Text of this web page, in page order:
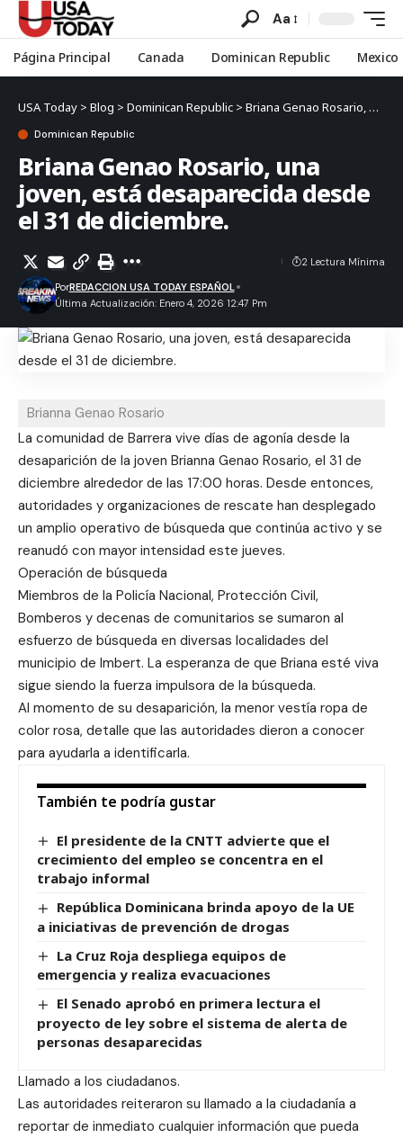
Aa
Página Principal Canada Dominican Republic Mexico
USA Today > Blog > Dominican Republic > Briana Genao Rosario, una joven, está desaparecida desde el 31 de diciembre.
Dominican Republic
Briana Genao Rosario, una
joven, está desaparecida desde
el 31 de diciembre.
Última Actualización: Enero 4, 2026 12:47 Pm
PorREDACCION USA TODAY ESPAÑOL
2 Lectura Mínima
Brianna Genao Rosario
La comunidad de Barrera vive días de agonía desde la
desaparición de la joven Brianna Genao Rosario, el 31 de
diciembre alrededor de las 17:00 horas. Desde entonces,
autoridades y organizaciones de rescate han desplegado
un amplio operativo de búsqueda que continúa activo y se
reanudó con mayor intensidad este jueves.
Operación de búsqueda
Miembros de la Policía Nacional, Protección Civil,
Bomberos y decenas de comunitarios se sumaron al
esfuerzo de búsqueda en diversas localidades del
municipio de Imbert. La esperanza de que Briana esté viva
sigue siendo la fuerza impulsora de la búsqueda.
Al momento de su desaparición, la menor vestía ropa de
color rosa, detalle que las autoridades dieron a conocer
para ayudarla a identificarla.
También te podría gustar
El presidente de la CNTT advierte que el
crecimiento del empleo se concentra en el
trabajo informal
República Dominicana brinda apoyo de la UE
a iniciativas de prevención de drogas
La Cruz Roja despliega equipos de
emergencia y realiza evacuaciones
El Senado aprobó en primera lectura el
proyecto de ley sobre el sistema de alerta de
personas desaparecidas
Llamado a los ciudadanos.
Las autoridades reiteraron su llamado a la ciudadanía a
reportar de inmediato cualquier información que pueda